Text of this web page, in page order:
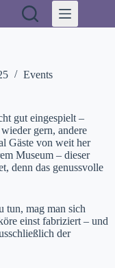
Events
gut eingespielt –
gern, andere
Gäste von weit her
Museum – dieser
denn das genussvolle
tun, mag man sich
einst fabriziert – und
der